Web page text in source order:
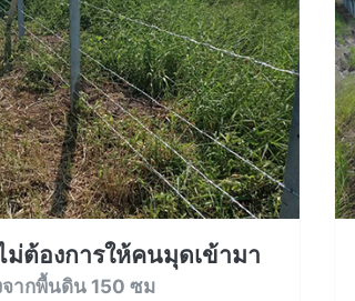
ม่ต้องการให้คนมุดเข้ามา
จากพื้นดิน 150 ซม